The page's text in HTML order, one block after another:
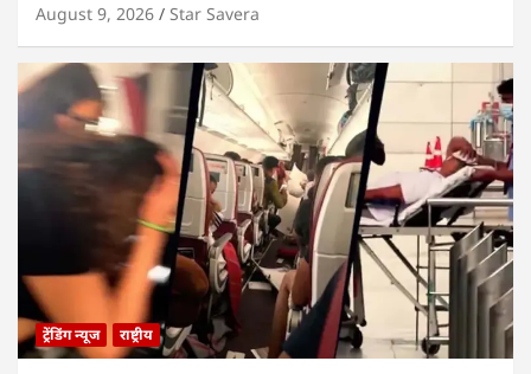
August 9, 2026 Star Savera
ट्रेंडिंग न्यूज राष्ट्रीय